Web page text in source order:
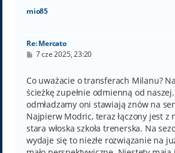
mio85
Re: Mercato
P
t
7 cze 2025, 23:20
Co uważacie o transferach Milanu?
ścieżkę zupełnie odmienną od
odmładzamy oni stawiają znów na
Najpierw Modric, teraz łączony jest z
stara włoska szkoła trenerska. Na
wydaje się to niezłe rozwiązanie na